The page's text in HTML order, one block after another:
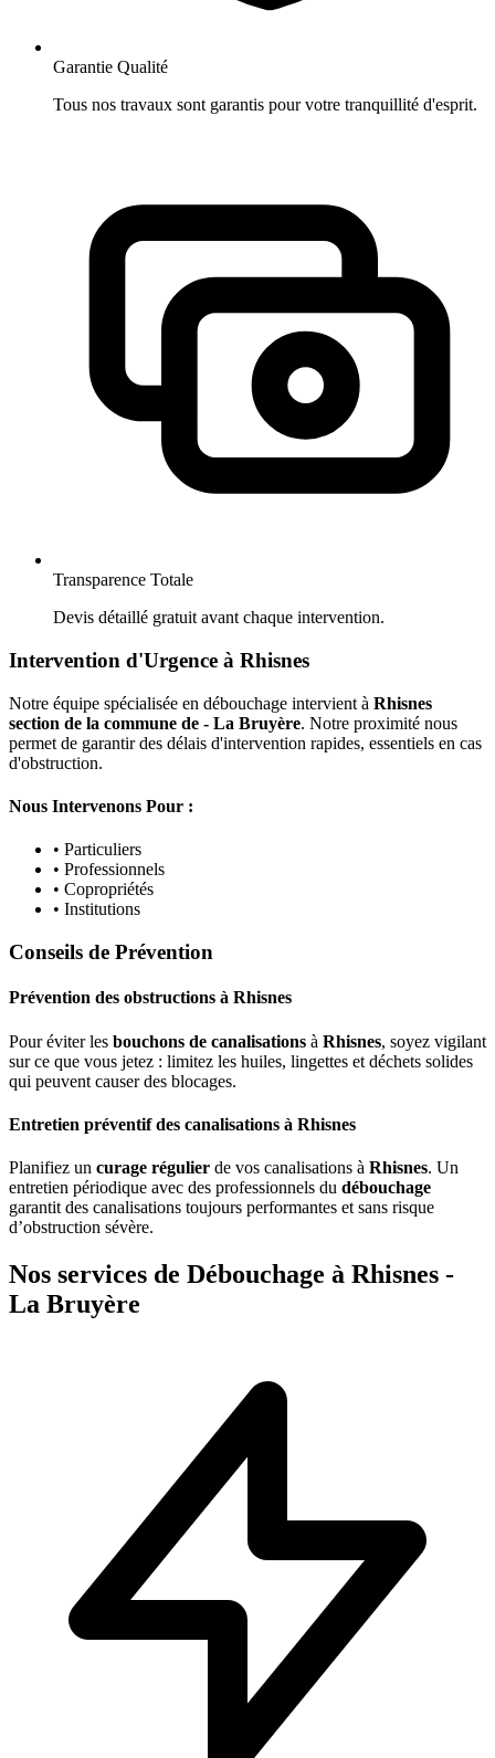
Garantie Qualité
Tous nos travaux sont garantis pour votre tranquillité d'esprit.
Transparence Totale
Devis détaillé gratuit avant chaque intervention.
Intervention d'Urgence à Rhisnes
Notre équipe spécialisée en débouchage intervient à Rhisnes
section de la commune de - La Bruyère. Notre proximité nous
permet de garantir des délais d'intervention rapides, essentiels en cas
d'obstruction.
Nous Intervenons Pour :
• Particuliers
• Professionnels
• Copropriétés
• Institutions
Conseils de Prévention
Prévention des obstructions à Rhisnes
Pour éviter les bouchons de canalisations à Rhisnes, soyez vigilant
sur ce que vous jetez : limitez les huiles, lingettes et déchets solides
qui peuvent causer des blocages.
Entretien préventif des canalisations à Rhisnes
Planifiez un curage régulier de vos canalisations à Rhisnes. Un
entretien périodique avec des professionnels du débouchage
garantit des canalisations toujours performantes et sans risque
d’obstruction sévère.
Nos services de Débouchage à Rhisnes -
La Bruyère